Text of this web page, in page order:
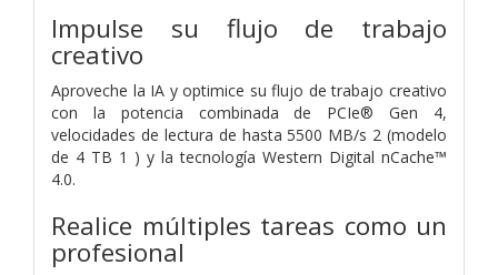
Impulse su flujo de trabajo
creativo
Aproveche la IA y optimice su flujo de trabajo creativo
con la potencia combinada de PCIe® Gen 4,
velocidades de lectura de hasta 5500 MB/s 2 (modelo
de 4 TB 1 ) y la tecnología Western Digital nCache™
4.0.
Realice múltiples tareas como un
profesional